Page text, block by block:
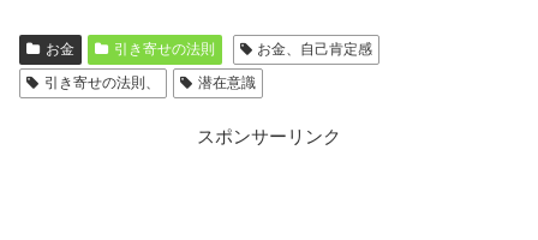
お金 引き寄せの法則
お金、自己肯定感
引き寄せの法則、
潜在意識
スポンサーリンク